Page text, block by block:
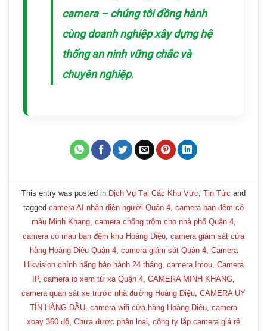
camera – chúng tôi đồng hành
cùng doanh nghiệp xây dựng hệ
thống an ninh vững chắc và
chuyên nghiệp.
This entry was posted in Dịch Vụ Tại Các Khu Vực Tin Tức and
tagged camera AI nhận diện người Quận 4 camera ban đêm có
màu Minh Khang, camera chống trộm cho nhà phố Quận 4,
camera có màu ban đêm khu Hoàng Diệu camera giám sát cửa
hàng Hoàng Diệu Quận 4, camera giám sát Quận 4, Camera
Hikvision chính hãng bảo hành 24 tháng, camera Imou, Camera
IP, camera ip xem từ xa Quận 4 CAMERA MINH KHANG
camera quan sát xe trước nhà đường Hoàng Diệu CAMERA UY
TÍN HÀNG ĐẦU camera wifi cửa hàng Hoàng Diệu camera
xoay 360 độ Chưa được phân loại công ty lắp camera giá rẻ